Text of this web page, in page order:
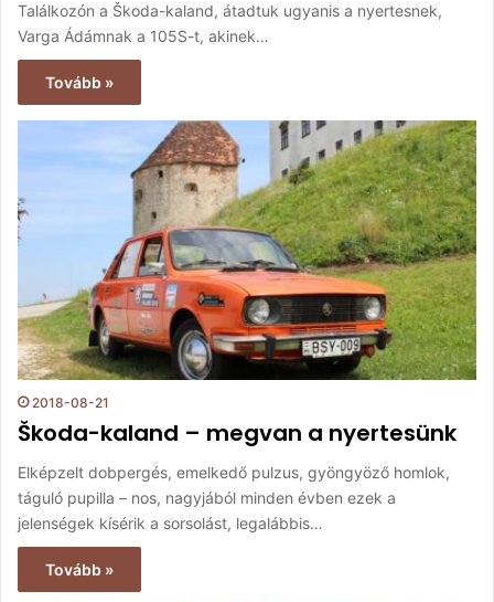
Találkozón a Škoda-kaland, átadtuk ugyanis a nyertesnek,
Varga Ádámnak a 105S-t, akinek…
Tovább »
2018-08-21
Škoda-kaland – megvan a nyertesünk
Elképzelt dobpergés, emelkedő pulzus, gyöngyöző homlok,
táguló pupilla – nos, nagyjából minden évben ezek a
jelenségek kísérik a sorsolást, legalábbis…
Tovább »